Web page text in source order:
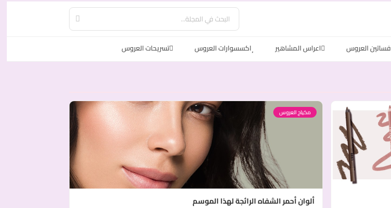
فساتين العروس اعراس المشاهير اكسسوارات العروس تسريحات العروس
مكياج العروس
ألوان أحمر الشفاه الرائجة لهذا الموسم